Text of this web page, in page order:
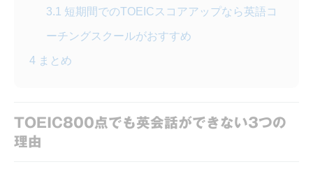
3.1 短期間でのTOEICスコアアップなら英語コ
ーチングスクールがおすすめ
4 まとめ
TOEIC800点でも英会話ができない3つの
理由